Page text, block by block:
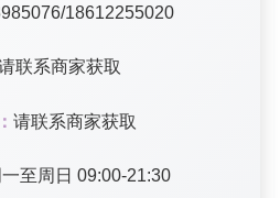
18612255020
联系商家获取
请联系商家获取
一至周日 09:00-21:30